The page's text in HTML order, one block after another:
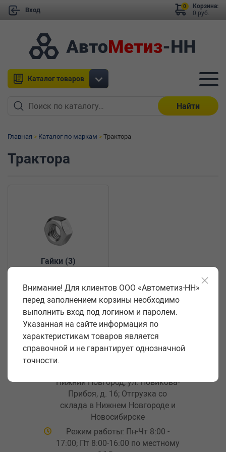
Вход
Корзина:
0 руб.
0
Каталог товаров
Найти
Главная Каталог по маркам Трактора
Трактора
Гайки (3)
Нижний Новгород, ул. Новикова-
Прибоя, д. 16; Отгрузка со
склада в Нижнем Новгороде и
Новосибирске
Режим работы: Пн-Чт 8:00 -
17:00; Пт 8:00-16:00 по местному
Внимание! Для клиентов ООО «Автометиз-НН»
перед заполнением корзины необходимо
выполнить вход под логином и паролем.
Указанная на сайте информация по
характеристикам товаров является
справочной и не гарантирует однозначной
точности.